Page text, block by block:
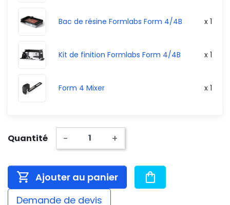
Bac de résine Formlabs Form 4/4B x 1
Kit de finition Formlabs Form 4/4B x 1
Form 4 Mixer x 1
Quantité - +
Ajouter au panier
Demande de devis